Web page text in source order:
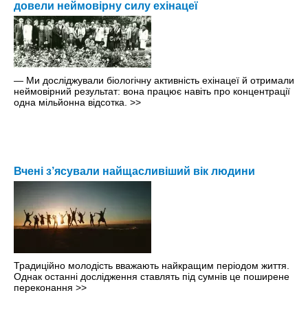
довели неймовірну силу ехінацеї
— Ми досліджували біологічну активність ехінацеї й отримали
неймовірний результат: вона працює навіть про концентрації
одна мільйонна відсотка. >>
Вчені з’ясували найщасливіший вік людини
Традиційно молодість вважають найкращим періодом життя.
Однак останні дослідження ставлять під сумнів це поширене
переконання >>